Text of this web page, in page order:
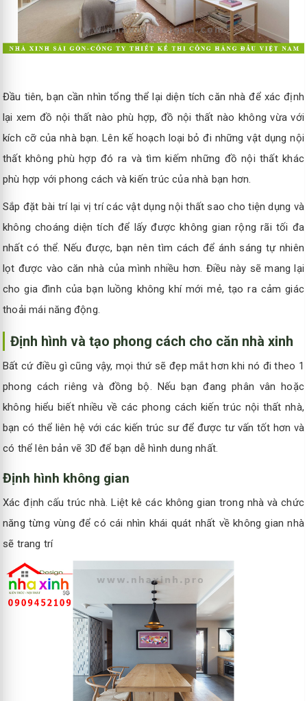
Đầu tiên, bạn cần nhìn tổng thể lại diện tích căn nhà để xác định
lại xem đồ nội thất nào phù hợp, đồ nội thất nào không vừa với
kích cỡ của nhà bạn. Lên kế hoạch loại bỏ đi những vật dụng nội
thất không phù hợp đó ra và tìm kiếm những đồ nội thất khác
phù hợp với phong cách và kiến trúc của nhà bạn hơn.
Sắp đặt bài trí lại vị trí các vật dụng nội thất sao cho tiện dụng và
không choáng diện tích để lấy được không gian rộng rãi tối đa
nhất có thể. Nếu được, bạn nên tìm cách để ánh sáng tự nhiên
lọt được vào căn nhà của mình nhiều hơn. Điều này sẽ mang lại
cho gia đình của bạn luồng không khí mới mẻ, tạo ra cảm giác
thoải mái năng động.
Định hình và tạo phong cách cho căn nhà xinh
Bất cứ điều gì cũng vậy, mọi thứ sẽ đẹp mắt hơn khi nó đi theo 1
phong cách riêng và đồng bộ. Nếu bạn đang phân vân hoặc
không hiểu biết nhiều về các phong cách kiến trúc nội thất nhà,
bạn có thể liên hệ với các kiến trúc sư để được tư vấn tốt hơn và
có thể lên bản vẽ 3D để bạn dễ hình dung nhất.
Định hình không gian
Xác định cấu trúc nhà. Liệt kê các không gian trong nhà và chức
năng từng vùng để có cái nhìn khái quát nhất về không gian nhà
sẽ trang trí